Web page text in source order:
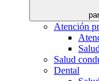
Atención
Salud
Dental